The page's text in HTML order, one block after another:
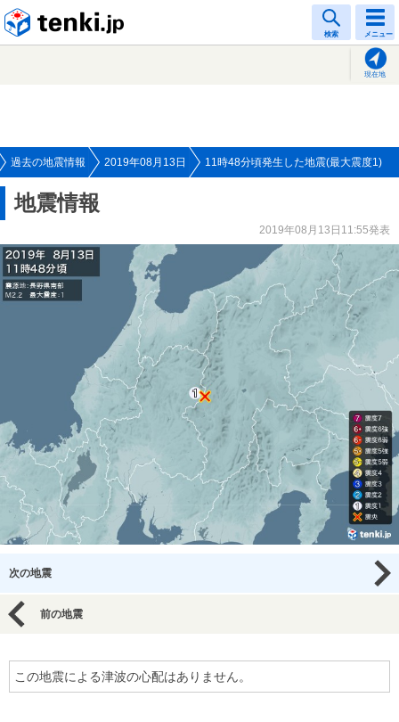
検索 メニュー
現在地
過去の地震情報 2019年08月13日 11時48分頃発生した地震(最大震度1)
地震情報
2019年08月13日11:55発表
次の地震
前の地震
この地震による津波の心配はありません。